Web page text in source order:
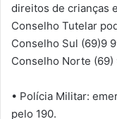
direitos de crianças
Conselho Tutelar
Conselho Sul (69)9
Conselho Norte
• Polícia Militar:
pelo 190.